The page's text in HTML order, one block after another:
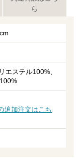
ら
エステル100%、
追加注文はこち